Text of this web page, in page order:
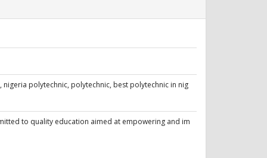
polytechnic, polytechnic, best polytechnic in nig
to quality education aimed at empowering and im